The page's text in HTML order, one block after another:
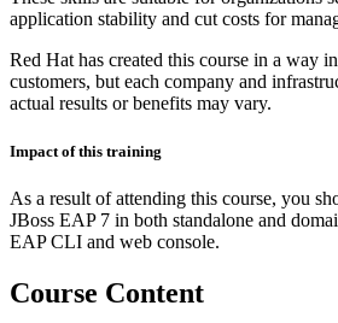
application stability and cut costs for
Red Hat has created this course in a way
customers, but each company and
actual results or benefits may vary.
Impact of this training
As a result of attending this course, you
JBoss EAP 7 in both standalone and
EAP CLI and web console.
Course Content